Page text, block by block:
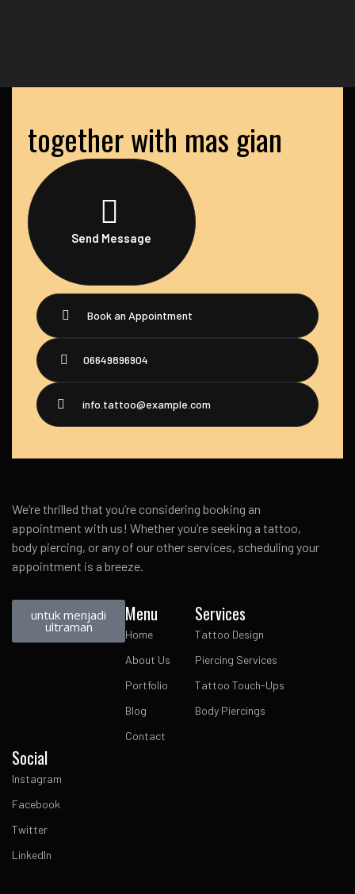
together with mas gian
Send Message
Book an Appointment
06649896904
info.tattoo@example.com
We’re thrilled that you’re considering booking an
appointment with us! Whether you’re seeking a tattoo,
body piercing, or any of our other services, scheduling your
appointment is a breeze.
untuk menjadi
ultraman
Menu
Home
About Us
Portfolio
Blog
Contact
Services
Tattoo Design
Piercing Services
Tattoo Touch-Ups
Body Piercings
Social
Instagram
Facebook
Twitter
LinkedIn